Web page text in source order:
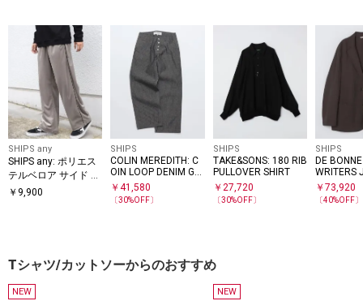
SHIPS any
SHIPS any: ポリエス
テルベロア サイド ラ
イン フリーサイズ イ
￥ 9,900
SHIPS
COLIN MEREDITH: C
OIN LOOP DENIM GRI
D
￥41,580
〔30%OFF〕
SHIPS
TAKE&SONS: 180 RIB
PULLOVER SHIRT
￥ 27,720
〔30%OFF〕
SHIPS
DE
WRITERS
￥73,920
〔40%OFF〕
Tシャツ/カットソーからのおすすめ
NEW NEW